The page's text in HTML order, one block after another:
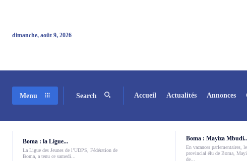
dimanche, août 9, 2026
Menu Search Accueil Actualités Annonces
Boma : la Ligue...
La Ligue des Jeunes de l’UDPS, Fédération de
Boma, a tenu ce samedi...
Boma : Mayiza
En vacances parlementaires,
provincial élu de Boma,
de...